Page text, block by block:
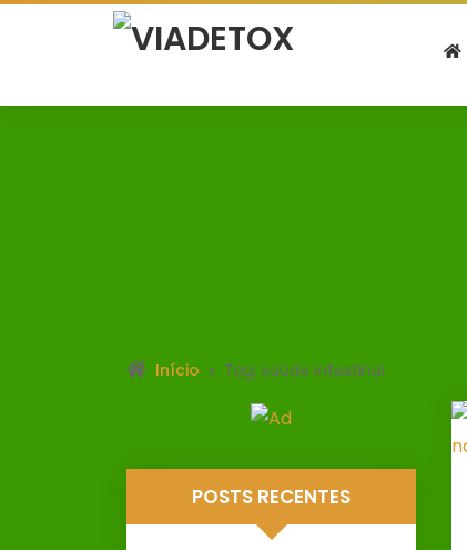
Início Tag: saúde intestinal
POSTS RECENTES